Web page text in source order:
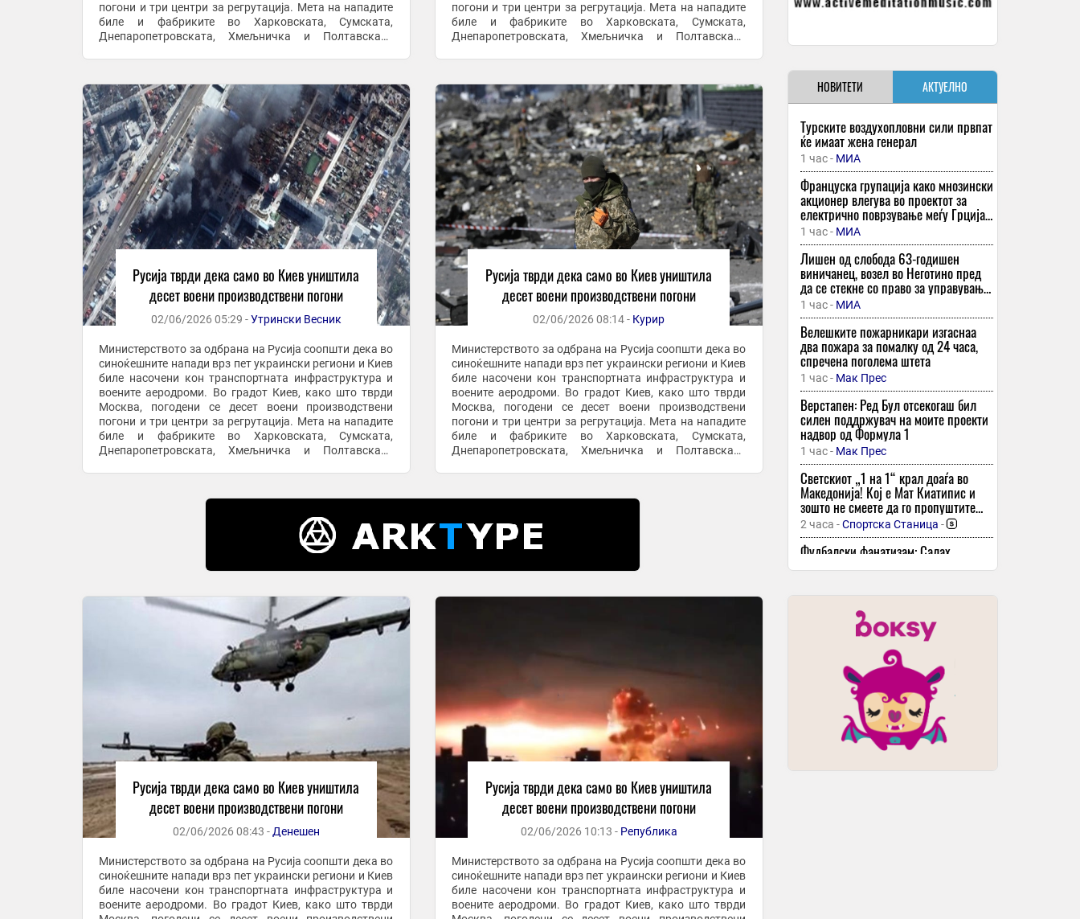
погони и три центри за регрутација. Мета на нападите
биле и фабриките во Харковската, Сумската,
Днепаропетровската, Хмељничка и Полтавската
погони и три центри за регрутација. Мета на нападите
биле и фабриките во Харковската, Сумската,
Днепаропетровската, Хмељничка и Полтавската
Русија тврди дека само во Киев уништила
десет воени производствени погони
02/06/2026 05:29 -Утрински Весник
Министерството за одбрана на Русија соопшти дека во
синоќешните напади врз пет украински региони и Киев
биле насочени кон транспортната инфраструктура и
воените аеродроми. Во градот Киев, како што тврди
Москва, погодени се десет воени производствени
погони и три центри за регрутација. Мета на нападите
биле и фабриките во Харковската, Сумската,
Днепаропетровската, Хмељничка и Полтавската
Русија тврди дека само во Киев уништила
десет воени производствени погони
02/06/2026 08:14 - Курир
Министерството за одбрана на Русија соопшти дека во
синоќешните напади врз пет украински региони и Киев
биле насочени кон транспортната инфраструктура и
воените аеродроми. Во градот Киев, како што тврди
Москва, погодени се десет воени производствени
погони и три центри за регрутација. Мета на нападите
биле и фабриките во Харковската, Сумската,
Днепаропетровската, Хмељничка и Полтавската
Русија тврди дека само во Киев уништила
десет воени производствени погони
02/06/2026 08:43 - Денешен
Министерството за одбрана на Русија соопшти дека во
синоќешните напади врз пет украински региони и Киев
биле насочени кон транспортната инфраструктура и
воените аеродроми. Во градот Киев, како што тврди
Русија тврди дека само во Киев уништила
десет воени производствени погони
02/06/2026 10:13 - Република
Министерството за одбрана на Русија соопшти дека во
синоќешните напади врз пет украински региони и Киев
биле насочени кон транспортната инфраструктура и
воените аеродроми. Во градот Киев, како што тврди
НОВИТЕТИ АКТУЕЛНО
Турските воздухопловни сили првпат
ќе имаат жена генерал
1 час - МИА
Француска групација како мнозински
акционер влегува во проектот за
електрично поврзување меѓу Грција
и Кипар
1 час - МИА
Лишен од слобода 63-годишен
виничанец, возел во Неготино пред
да се стекне со право за управување
на возилото
1 час - МИА
Велешките пожарникари изгаснаа
два пожара за помалку од 24 часа,
спречена поголема штета
1 час - Мак Прес
Верстапен: Ред Бул отсекогаш бил
силен поддржувач на моите проекти
надвор од Формула 1
1 час - Мак Прес
Светскиот „1 на 1“ крал доаѓа во
Македонија! Кој е Мат Киатипис и
зошто не смеете да го пропуштите
овој спектакл?
2 часа -Спортска Станица -
Фудбалски фанатизам: Салах
дочекан како божество, Турција
Дејвид Греј: За да се победи
Шкендија, мора да бидеме на нивото
од лани кога го минавме Партизан
Sport Media
Андалузиски шамар за будење:
Дефанзивниот колапс во Даблин го
разбесни Арсенал!
2 часа -Спортска Станица